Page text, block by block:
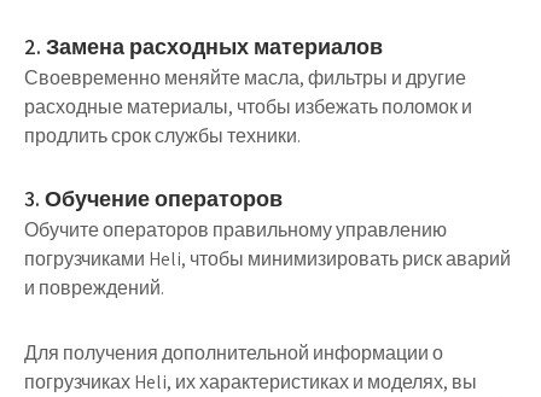
2. Замена расходных материалов
Своевременно меняйте масла, фильтры и другие
расходные материалы, чтобы избежать поломок и
продлить срок службы техники.
3. Обучение операторов
Обучите операторов правильному управлению
погрузчиками Heli, чтобы минимизировать риск аварий
и повреждений.
Для получения дополнительной информации о
погрузчиках Heli, их характеристиках и моделях, вы